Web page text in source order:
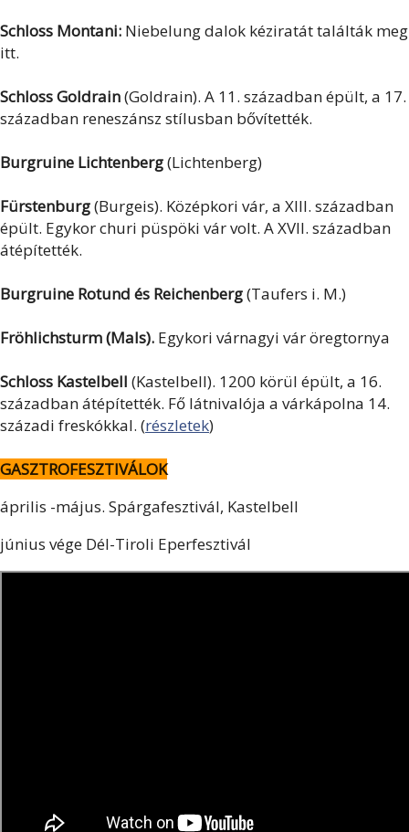
Schloss Montani: Niebelung dalok kéziratát találták meg
itt.
Schloss Goldrain(Goldrain). A 11. században épült, a 17.
században reneszánsz stílusban bővítették.
Burgruine Lichtenberg(Lichtenberg)
Fürstenburg(Burgeis). Középkori vár, a XIII. században
épült. Egykor churi püspöki vár volt. A XVII. században
átépítették.
Burgruine Rotund és Reichenberg(Taufers i. M.)
Fröhlichsturm (Mals). Egykori várnagyi vár öregtornya
Schloss Kastelbell (Kastelbell). 1200 körül épült, a 16.
században átépítették. Fő látnivalója a várkápolna 14.
századi freskókkal. (részletek)
GASZTROFESZTIVÁLOK
április -május. Spárgafesztivál, Kastelbell
június vége Dél-Tiroli Eperfesztivál